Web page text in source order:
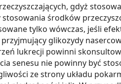
gdyż
środków
tylko wówczas, jeśli
glikozydy
lukrecji powinni
senesu nie powinny być
ze strony układu